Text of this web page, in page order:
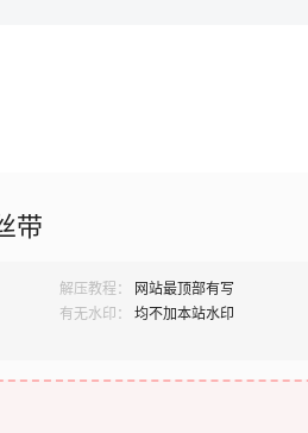
带
解压教程：
网站最顶部有写
有无水印：
均不加本站水印